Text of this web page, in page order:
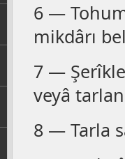
6 —
mikdârı
7 —
veyâ
8 — Tarla